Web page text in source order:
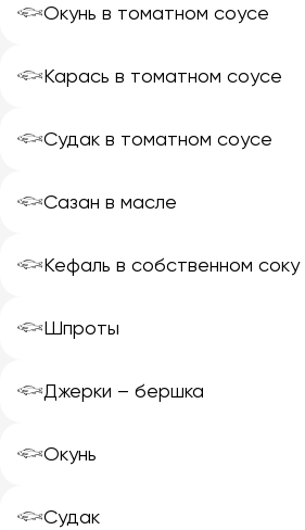
𓆟Окунь в томатном соусе
𓆟Карась в томатном соусе
𓆟Судак в томатном соусе
𓆟Сазан в масле
𓆟Кефаль в собственном соку
𓆟Шпроты
𓆟Джерки – бершка
𓆟Окунь
𓆟Судак